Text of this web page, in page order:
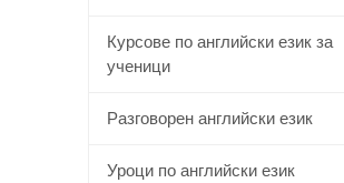
Курсове по английски език за
ученици
Разговорен английски език
Уроци по английски език